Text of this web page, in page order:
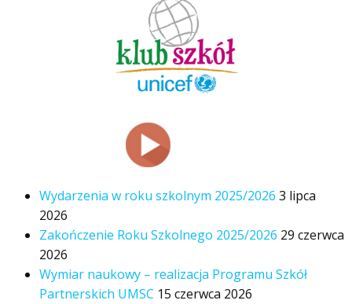
Wydarzenia w roku szkolnym 2025/2026 3 lipca
2026
Zakończenie Roku Szkolnego 2025/2026 29 czerwca
2026
Wymiar naukowy – realizacja Programu Szkół
Partnerskich UMSC 15 czerwca 2026